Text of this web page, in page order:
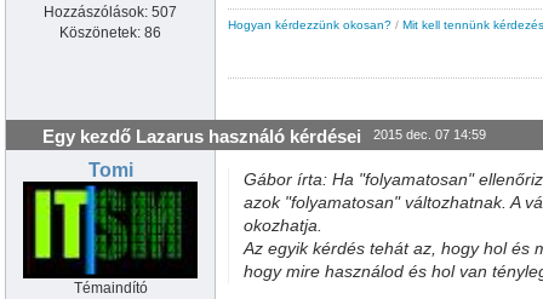
Hozzászólások: 507
Köszönetek: 86
Hogyan kérdezzünk okosan? / Mit kell tennünk
Egy kezdő Lazarus használó kérdései 2015 dec. 07 14:59
Tomi
Témaindító
Gábor írta: Ha "folyamatosan"
azok "folyamatosan" változhatnak. A
okozhatja.
Az egyik kérdés tehát az, hogy hol és
hogy mire használod és hol van